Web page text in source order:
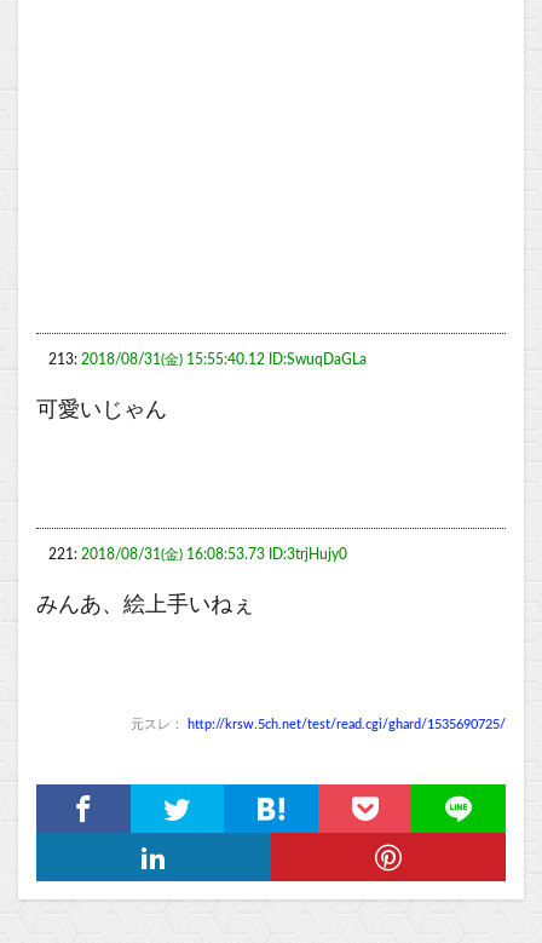
213: 2018/08/31(金) 15:55:40.12 ID:SwuqDaGLa
可愛いじゃん
221: 2018/08/31(金) 16:08:53.73 ID:3trjHujy0
みんあ、絵上手いねぇ
元スレ： http://krsw.5ch.net/test/read.cgi/ghard/1535690725/